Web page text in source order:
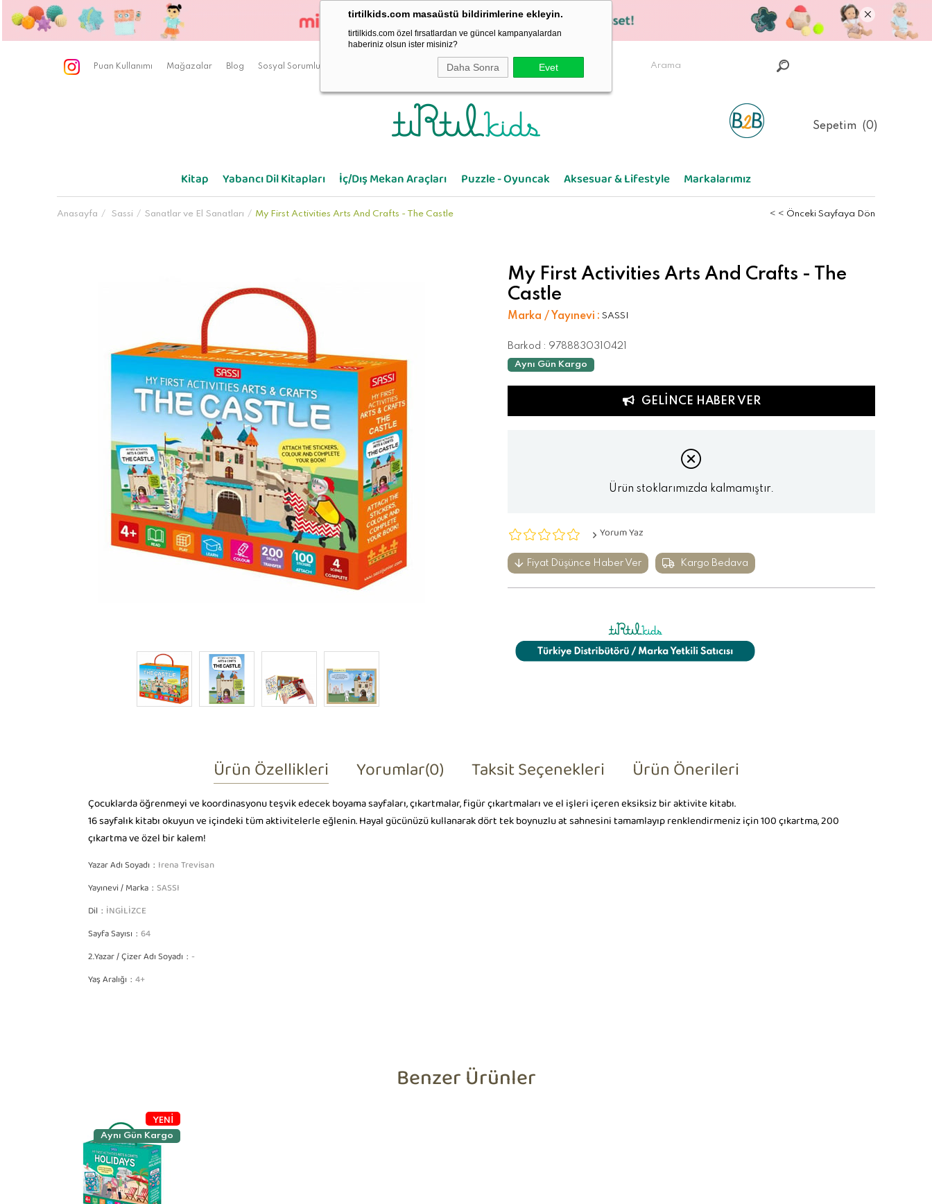
tirtilkids.com masaüstü bildirimlerine ekleyin.
tirtilkids.com özel fırsatlardan ve güncel kampanyalardan
haberiniz olsun ister misiniz?
Daha Sonra Evet
Puan Kullanımı Mağazalar Blog Sosyal Sorumluluk
Sepetim 0
Kitap Yabancı Dil Kitapları İç/Dış Mekan Araçları Puzzle - Oyuncak Aksesuar & Lifestyle Markalarımız
Anasayfa Sassi Sanatlar ve El Sanatları My First Activities Arts And Crafts - The Castle < < Önceki Sayfaya Dön
My First Activities Arts And Crafts - The
Castle
Marka / Yayınevi : SASSI
Barkod : 9788830310421
Aynı Gün Kargo
GELINCE HABER VER
Ürün stoklarımızda kalmamıştır.
Yorum Yaz
Fiyat Düşünce Haber Ver Kargo Bedava
Ürün Özellikleri Yorumlar(0) Taksit Seçenekleri Ürün Önerileri
Çocuklarda öğrenmeyi ve koordinasyonu teşvik edecek boyama sayfaları, çıkartmalar, figür çıkartmaları ve el işleri içeren eksiksiz bir aktivite kitabı.
16 sayfalık kitabı okuyun ve içindeki tüm aktivitelerle eğlenin. Hayal gücünüzü kullanarak dört tek boynuzlu at sahnesini tamamlayıp renklendirmeniz için 100 çıkartma, 200
çıkartma ve özel bir kalem!
Yazar Adı Soyadı Irena Trevisan
Yayınevi / Marka SASSI
Dil İNGİLİZCE
Sayfa Sayısı 64
2.Yazar / Çizer Adı Soyadı -
Yaş Aralığı 4+
Benzer Ürünler
Aynı Gün Kargo